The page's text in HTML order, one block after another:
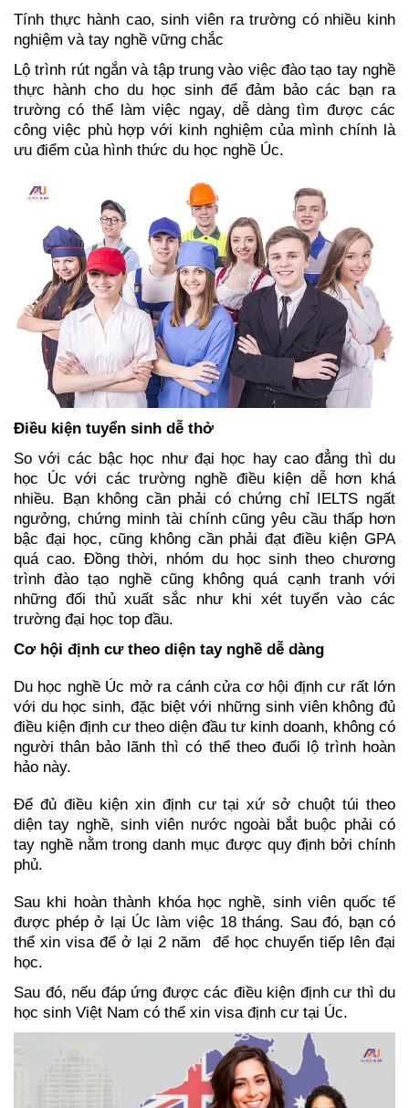
Tính thực hành cao, sinh viên ra trường có nhiều kinh
nghiệm và tay nghề vững chắc
Lộ trình rút ngắn và tập trung vào việc đào tạo tay nghề
thực hành cho du học sinh để đảm bảo các bạn ra
trường có thể làm việc ngay, dễ dàng tìm được các
công việc phù hợp với kinh nghiệm của mình chính là
ưu điểm của hình thức du học nghề Úc.
Điều kiện tuyển sinh dễ thở
So với các bậc học như đại học hay cao đẳng thì du
học Úc với các trường nghề điều kiện dễ hơn khá
nhiều. Bạn không cần phải có chứng chỉ IELTS ngất
ngưởng, chứng minh tài chính cũng yêu cầu thấp hơn
bậc đại học, cũng không cần phải đạt điều kiện GPA
quá cao. Đồng thời, nhóm du học sinh theo chương
trình đào tạo nghề cũng không quá cạnh tranh với
những đối thủ xuất sắc như khi xét tuyển vào các
trường đại học top đầu.
Cơ hội định cư theo diện tay nghề dễ dàng
Du học nghề Úc mở ra cánh cửa cơ hội định cư rất lớn
với du học sinh, đặc biệt với những sinh viên không đủ
điều kiện định cư theo diện đầu tư kinh doanh, không có
người thân bảo lãnh thì có thể theo đuổi lộ trình hoàn
hảo này.
Để đủ điều kiện xin định cư tại xứ sở chuột túi theo
diện tay nghề, sinh viên nước ngoài bắt buộc phải có
tay nghề nằm trong danh mục được quy định bởi chính
phủ.
Sau khi hoàn thành khóa học nghề, sinh viên quốc tế
được phép ở lại Úc làm việc 18 tháng. Sau đó, bạn có
thể xin visa để ở lại 2 năm  để học chuyển tiếp lên đại
học.
Sau đó, nếu đáp ứng được các điều kiện định cư thì du
học sinh Việt Nam có thể xin visa định cư tại Úc.